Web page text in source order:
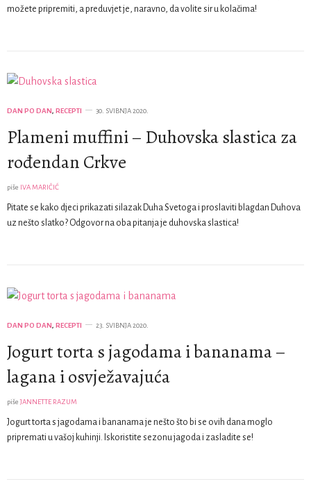
možete pripremiti, a preduvjet je, naravno, da volite sir u kolačima!
DAN PO DAN, RECEPTI 30. SVIBNJA 2020.
Plameni muffini – Duhovska slastica za
rođendan Crkve
piše IVA MARIČIĆ
Pitate se kako djeci prikazati silazak Duha Svetoga i proslaviti blagdan Duhova
uz nešto slatko? Odgovor na oba pitanja je duhovska slastica!
DAN PO DAN, RECEPTI 23. SVIBNJA 2020.
Jogurt torta s jagodama i bananama –
lagana i osvježavajuća
piše JANNETTE RAZUM
Jogurt torta s jagodama i bananama je nešto što bi se ovih dana moglo
pripremati u vašoj kuhinji. Iskoristite sezonu jagoda i zasladite se!